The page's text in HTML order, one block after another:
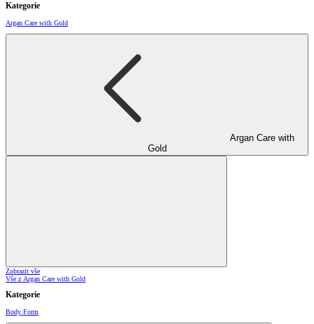
Kategorie
Argan Care with Gold
Argan Care with
Gold
Zobrazit vše
Vše z Argan Care with Gold
Kategorie
Body Form